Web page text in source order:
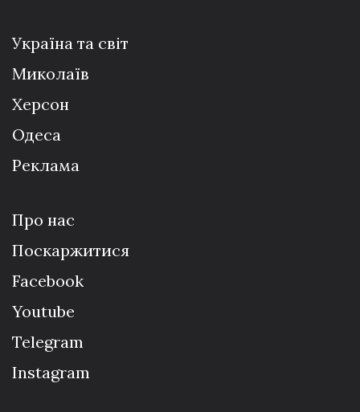
Україна та світ
Миколаїв
Херсон
Одеса
Реклама
Про нас
Поскаржитися
Facebook
Youtube
Telegram
Instagram